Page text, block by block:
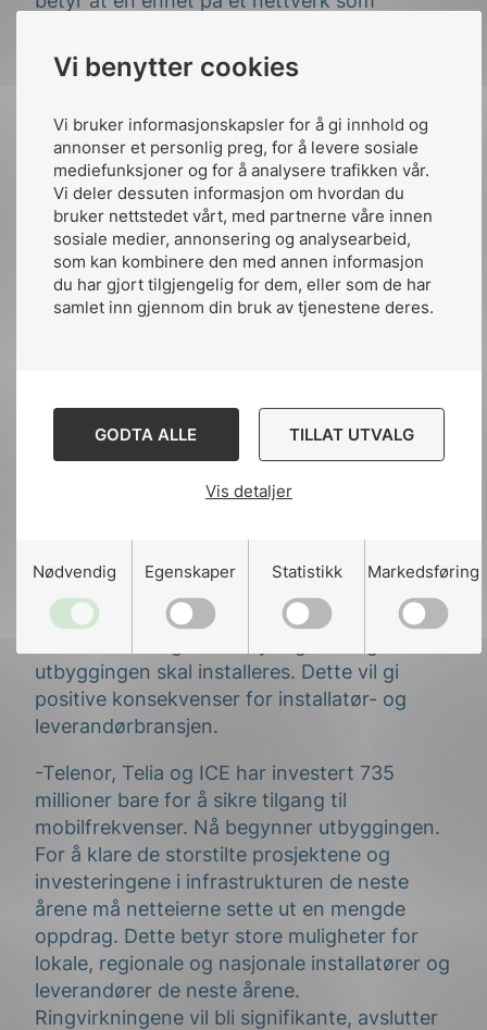
Vi benytter cookies
Vi bruker informasjonskapsler for å gi innhold og
annonser et personlig preg, for å levere sosiale
mediefunksjoner og for å analysere trafikken vår.
Vi deler dessuten informasjon om hvordan du
bruker nettstedet vårt, med partnerne våre innen
sosiale medier, annonsering og analysearbeid,
som kan kombinere den med annen informasjon
du har gjort tilgjengelig for dem, eller som de har
samlet inn gjennom din bruk av tjenestene deres.
GODTA ALLE TILLAT UTVALG
Vis detaljer
Nødvendig Egenskaper Statistikk Markedsføring
nær en 5G-sender for å fange opp et signal.
Derfor er det nødvendig med 5G-sendere for
oppnå store båndbredder Dette krever at
store mengder utstyr og kabler må
installeres.
For å nå målet om 1 tusendels sekund
forsinkelse må 5G-sendernes tilkobling for
basestasjonen gjøres ved bruk av optiske
fibre. Også basestasjonene må benytte
-Vår antakelse er at 5G i første rekke vil bli å
finne i områder med høy befolkningstetthet,
effekt. Full dekning av hele landet vil nok la
Store muligheter for installatørene
utbyggingen skal installeres. Dette vil gi
positive konsekvenser for installatør- og
leverandørbransjen.
-Telenor, Telia og ICE har investert 735
millioner bare for å sikre tilgang til
mobilfrekvenser. Nå begynner utbyggingen.
For å klare de storstilte prosjektene og
investeringene i infrastrukturen de neste
årene må netteierne sette ut en mengde
oppdrag. Dette betyr store muligheter for
lokale, regionale og nasjonale installatører og
leverandører de neste årene.
Ringvirkningene vil bli signifikante, avslutter